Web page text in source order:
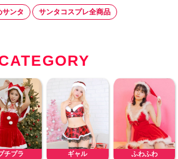
サンタ サンタコスプレ全商品
チプラ ギャル ふわふわ